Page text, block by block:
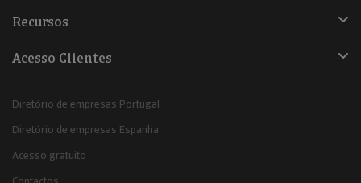
Recursos
Acesso Clientes
Diretório de empresas Portugal
Diretório de empresas Espanha
Acesso gratuito